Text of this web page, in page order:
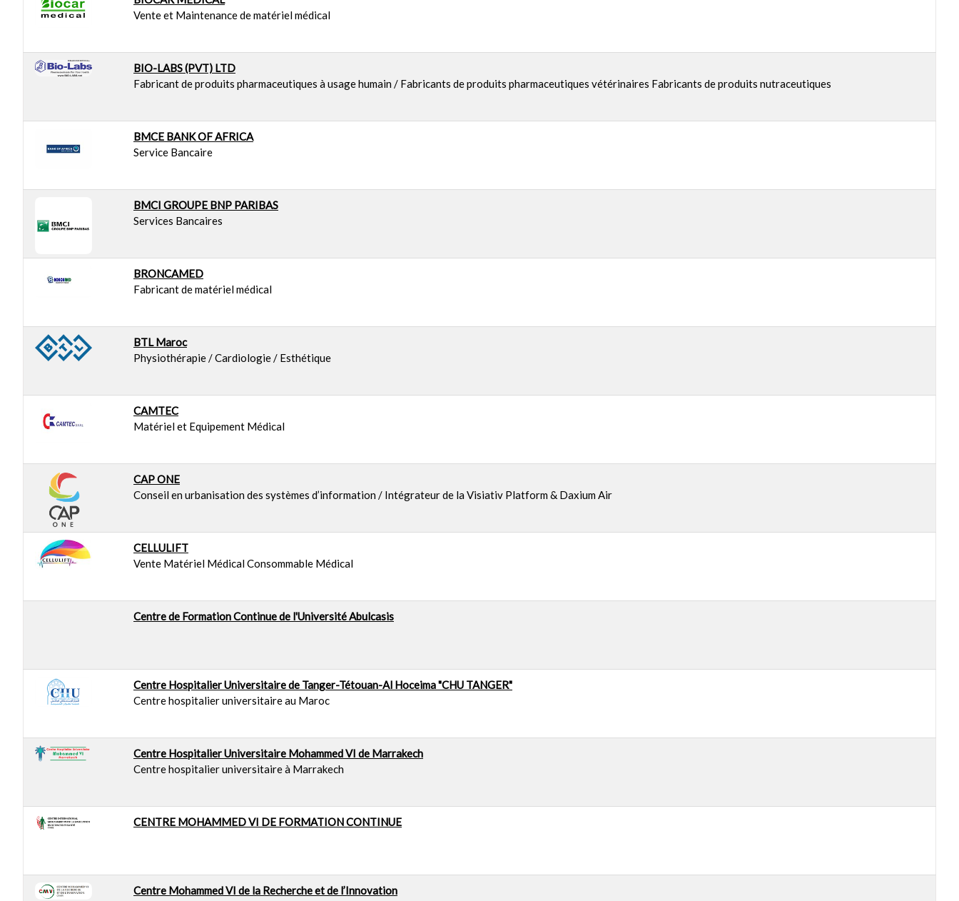
Vente et Maintenance de matériel médical
BIO-LABS (PVT) LTD
Fabricant de produits pharmaceutiques à usage humain / Fabricants de produits pharmaceutiques vétérinaires Fabricants de produits nutraceutiques
BMCE BANK OF AFRICA
Service Bancaire
BMCI GROUPE BNP PARIBAS
Services Bancaires
BRONCAMED
Fabricant de matériel médical
BTL Maroc
Physiothérapie / Cardiologie / Esthétique
CAMTEC
Matériel et Equipement Médical
CAP ONE
Conseil en urbanisation des systèmes d’information / Intégrateur de la Visiativ Platform & Daxium Air
CELLULIFT
Vente Matériel Médical Consommable Médical
Centre de Formation Continue de l'Université Abulcasis
Centre Hospitalier Universitaire de Tanger-Tétouan-Al Hoceima "CHU TANGER"
Centre hospitalier universitaire au Maroc
Centre Hospitalier Universitaire Mohammed VI de Marrakech
Centre hospitalier universitaire à Marrakech
CENTRE MOHAMMED VI DE FORMATION CONTINUE
Centre Mohammed VI de la Recherche et de l’Innovation